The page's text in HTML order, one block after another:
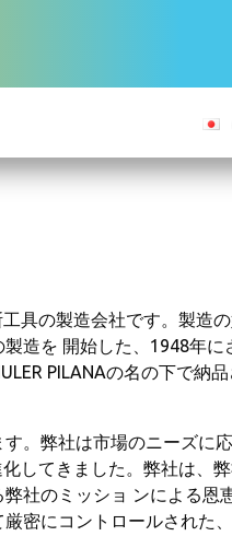
具の製造会社です。製造
造を 開始した、1948年に
PILANAの名の下で納
。弊社は市場のニーズに
してきました。弊社は、
社のミッショ ンによる恩
密にコントロールされた